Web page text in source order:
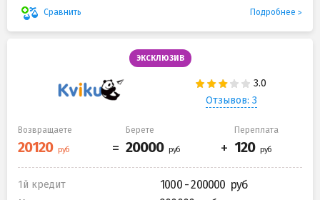
Сравнить Подробнее
ЭКСКЛЮЗИВ
Отзывов: 3
Возвращаете Берете Переплата
1й кредит 1000 - 200000